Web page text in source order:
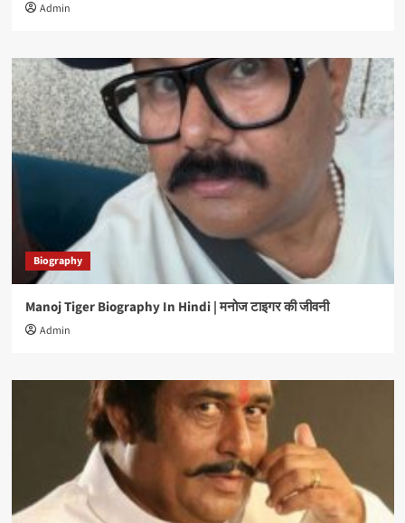
Admin
Biography
Manoj Tiger Biography In Hindi | मनोज टाइगर की जीवनी
Admin